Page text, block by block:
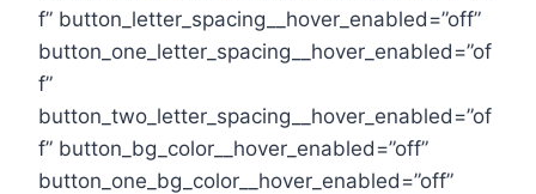
f” button_letter_spacing__hover_enabled=”off”
button_one_letter_spacing__hover_enabled=”of
f”
button_two_letter_spacing__hover_enabled=”of
f” button_bg_color__hover_enabled=”off”
button_one_bg_color__hover_enabled=”off”